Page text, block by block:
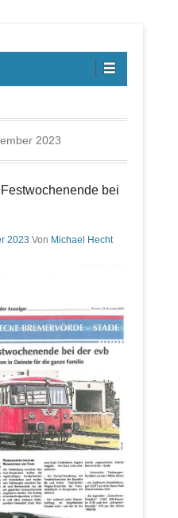
2023
bei
2023 Von Michael Hecht